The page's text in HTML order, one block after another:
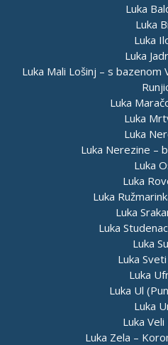
Luka
Luka
Luka
Luka
Luka Mali Lošinj – s
Luka
Luka
Luka
Luka Nerezine –
Luka
Luka
Luka
Luka
Luka
Luka
Luka
Luka
Luka Ul
Luka
Luka Veli
Luka Zela –